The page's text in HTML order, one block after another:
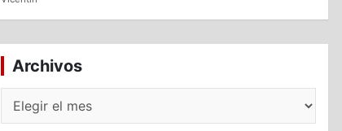
Archivos
Archivos